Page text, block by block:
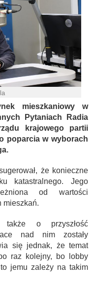
mieszkaniowy w
Pytaniach Radia
krajowego partii
poparcia w wyborach
że konieczne
katastralnego. Jego
od wartości
mieszkań.
także o przyszłość
nad nim zostały
się jednak, że temat
raz kolejny, bo lobby
jemu zależy na takim